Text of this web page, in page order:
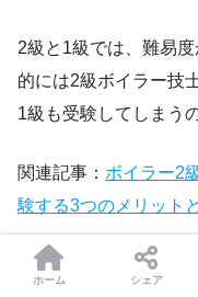
2級と1級では、難易
的には2級ボイラー技
1級も受験してしまう
関連記事： ボイラー2
験する3つのメリット
1級ボイラー技士
ホーム シェア